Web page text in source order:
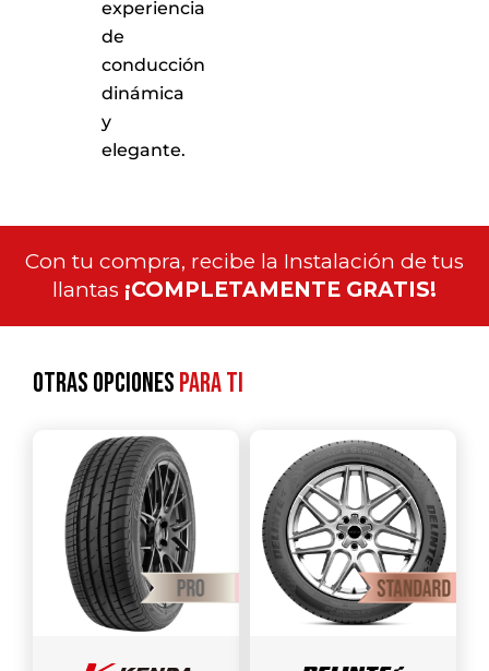
experiencia
de
conducción
dinámica
y
elegante.
Con tu compra, recibe la Instalación de tus
llantas ¡COMPLETAMENTE GRATIS!
Otras opcionespara ti